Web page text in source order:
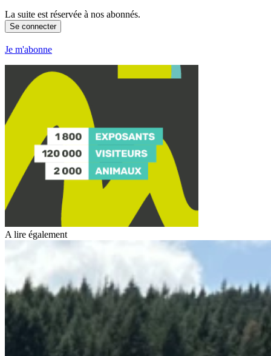
La suite est réservée à nos abonnés.
Se connecter
Je m'abonne
A lire également